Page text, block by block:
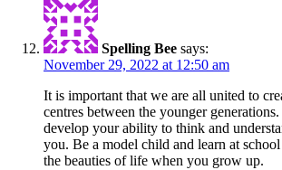
Spelling Bee says:
November 29, 2022 at 12:50 am
It is important that we are all united to
centres between the younger
develop your ability to think and
you. Be a model child and learn at
the beauties of life when you grow up.